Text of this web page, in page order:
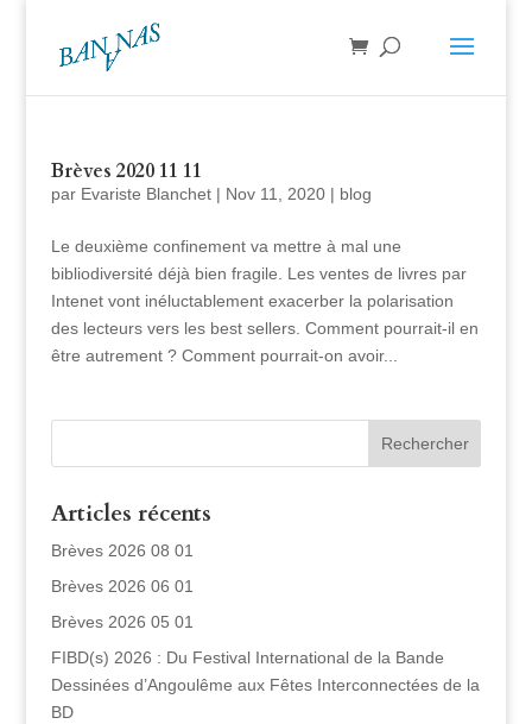
Brèves 2020 11 11
par Evariste Blanchet| Nov 11, 2020| blog
Le deuxième confinement va mettre à mal une
bibliodiversité déjà bien fragile. Les ventes de livres par
Intenet vont inéluctablement exacerber la polarisation
des lecteurs vers les best sellers. Comment pourrait-il en
être autrement ? Comment pourrait-on avoir...
Articles récents
Brèves 2026 08 01
Brèves 2026 06 01
Brèves 2026 05 01
FIBD(s) 2026 : Du Festival International de la Bande
Dessinées d’Angoulême aux Fêtes Interconnectées de la
BD